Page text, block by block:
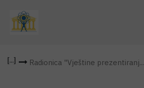
Radionica "Vještine prezentiranj...